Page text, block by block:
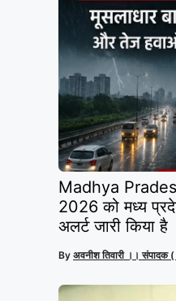
Madhya
2026 को मध्य
अलर्ट जारी किया है
By अवनीश तिवारी ।। संपादक